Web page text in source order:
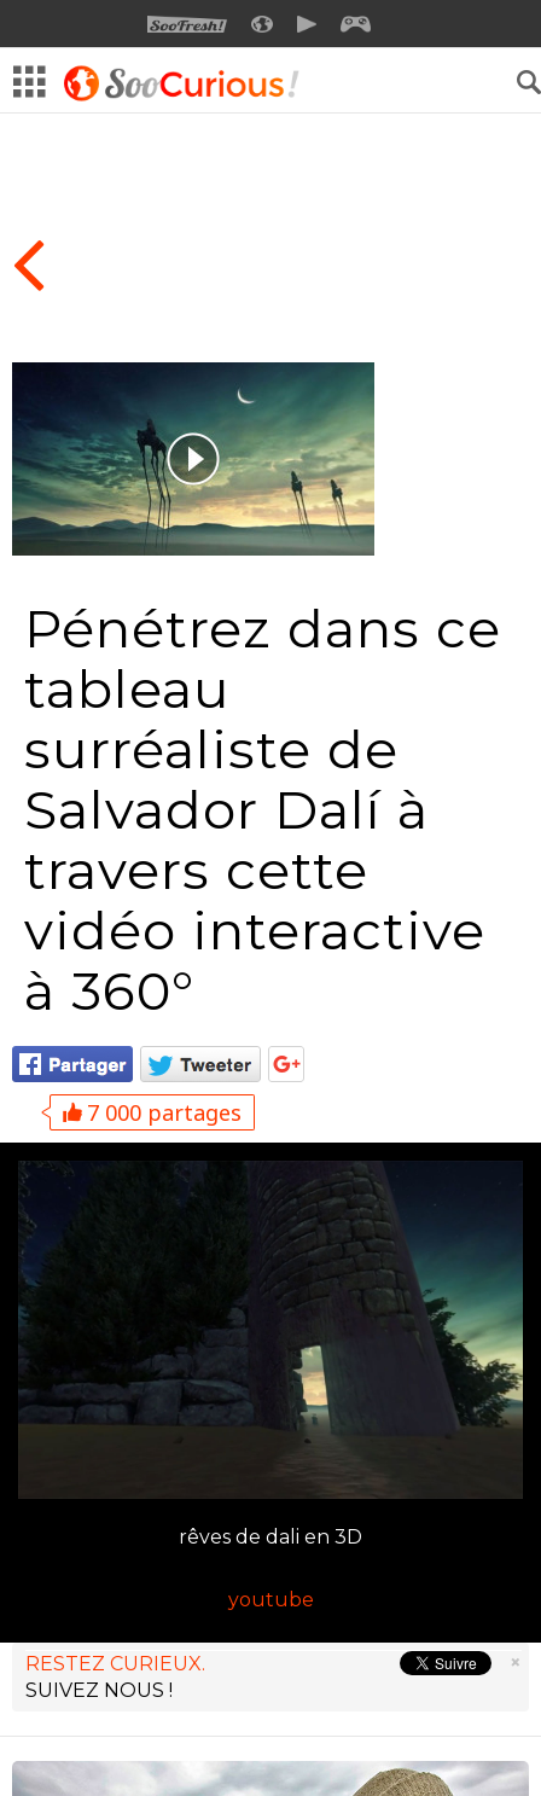
SOOFRESHSOOCURIOUSSOOMOTION
Pénétrez dans ce
tableau
surréaliste de
Salvador Dalí à
travers cette
vidéo interactive
à 360°
7 000 partages
rêves de dali en 3D
youtube
×
RESTEZ CURIEUX.
SUIVEZ NOUS !